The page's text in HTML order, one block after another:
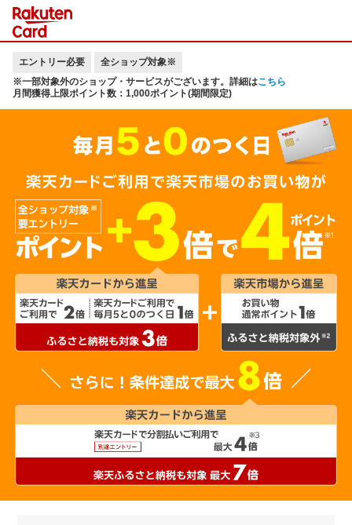
エントリー必要
全ショップ対象※
※一部対象外のショップ・サービスがございます。詳細はこちら
月間獲得上限ポイント数：1,000ポイント(期間限定)